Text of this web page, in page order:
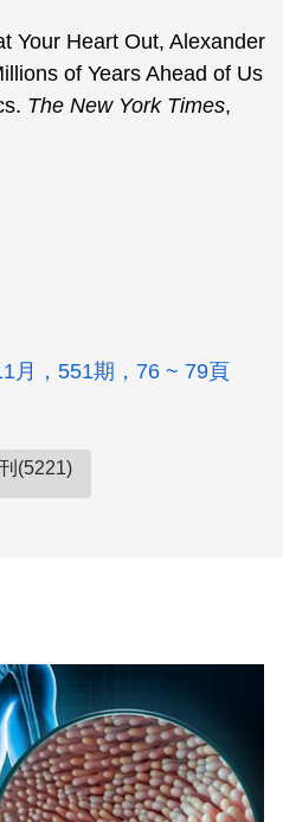
Your Heart Out, Alexander
of Years Ahead of Us
The New York Times,
月，551期，76 ~ 79頁
(5221)